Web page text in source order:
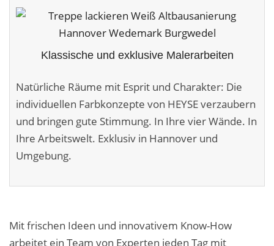
Leistungen ›
Altbausanierung
Betonoptik
Bodenbeläge & Designböden
Business Feng-Shui
Fassadensanierung
Klassische und exklusive Malerarbeiten
Natürliche Räume mit Esprit und Charakter: Die
individuellen Farbkonzepte von HEYSE verzaubern
und bringen gute Stimmung. In Ihre vier Wände. In
Ihre Arbeitswelt. Exklusiv in Hannover und
Umgebung.
Mit frischen Ideen und innovativem Know-How
arbeitet ein Team von Experten jeden Tag mit